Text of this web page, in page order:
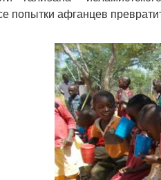
попытки афганцев